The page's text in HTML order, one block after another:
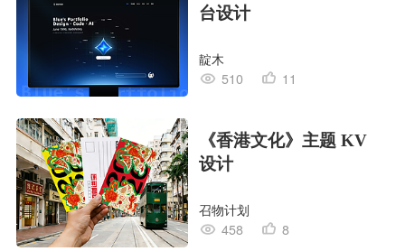
台设计
靛木
510
11
《香港文化》主题 KV
设计
召物计划
458
8